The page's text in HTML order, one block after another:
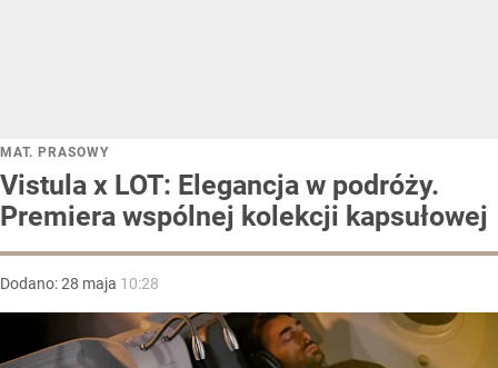
MAT. PRASOWY
Vistula x LOT: Elegancja w podróży.
Premiera wspólnej kolekcji kapsułowej
Dodano:28 maja 10:28